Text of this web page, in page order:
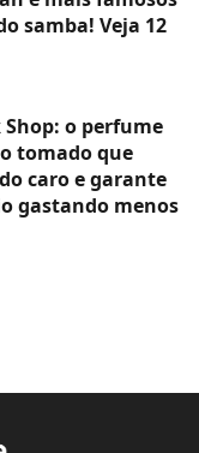
samba! Veja 12
o perfume
tomado que
caro e garante
gastando menos